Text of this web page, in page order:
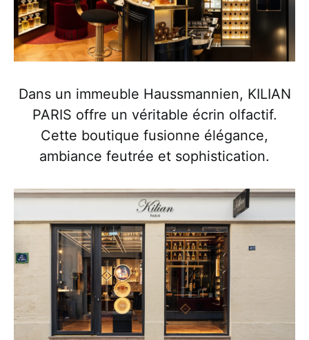
Dans un immeuble Haussmannien, KILIAN
PARIS offre un véritable écrin olfactif.
Cette boutique fusionne élégance,
ambiance feutrée et sophistication.